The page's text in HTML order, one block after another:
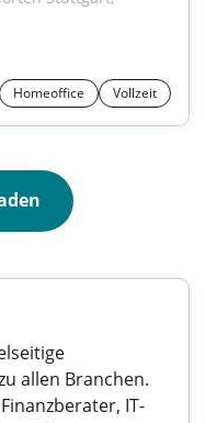
Homeoffice Vollzeit
allen Branchen.
IT-